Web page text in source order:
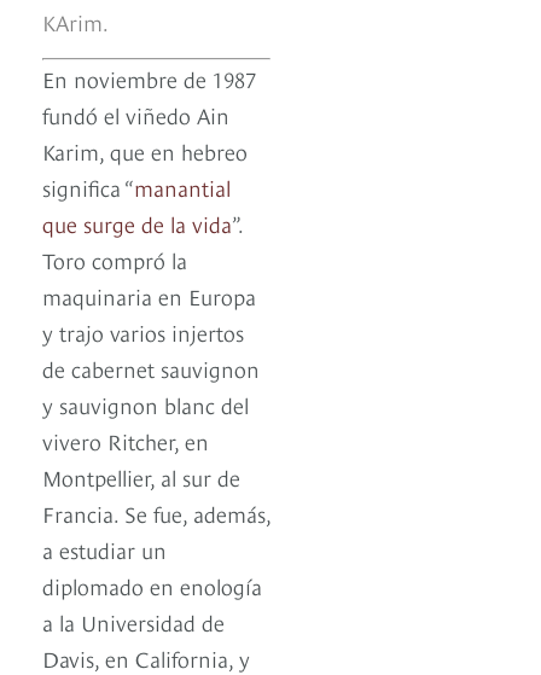
KArim.
En noviembre de 1987
fundó el viñedo Ain
Karim, que en hebreo
significa “manantial
que surge de la vida”.
Toro compró la
maquinaria en Europa
y trajo varios injertos
de cabernet sauvignon
y sauvignon blanc del
vivero Ritcher, en
Montpellier, al sur de
Francia. Se fue, además,
a estudiar un
diplomado en enología
a la Universidad de
Davis, en California, y